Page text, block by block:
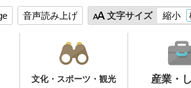
音声読み上げ 文字サイズ 縮小
文化・スポーツ・観光 産業・